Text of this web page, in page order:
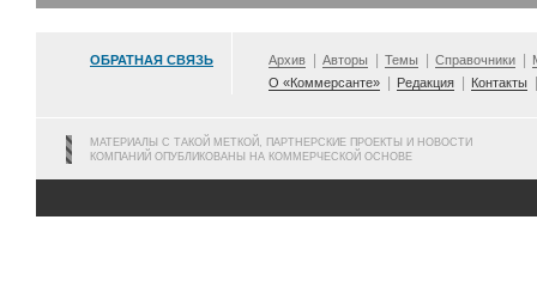
ОБРАТНАЯ СВЯЗЬ Архив Авторы Темы Справочники
О «Коммерсанте»
Редакция Контакты
МАТЕРИАЛЫ С ТАКОЙ МЕТКОЙ, ПАРТНЕРСКИЕ ПРОЕКТЫ И НОВОСТИ
КОМПАНИЙ ОПУБЛИКОВАНЫ НА КОММЕРЧЕСКОЙ ОСНОВЕ